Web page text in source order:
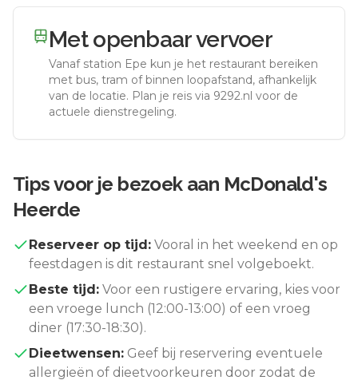
Met openbaar vervoer
Vanaf station Epe kun je het restaurant bereiken
met bus, tram of binnen loopafstand, afhankelijk
van de locatie. Plan je reis via 9292.nl voor de
actuele dienstregeling.
Tips voor je bezoek aan McDonald's
Heerde
Reserveer op tijd: Vooral in het weekend en op
feestdagen is dit restaurant snel volgeboekt.
Beste tijd: Voor een rustigere ervaring, kies voor
een vroege lunch (12:00-13:00) of een vroeg
diner (17:30-18:30).
Dieetwensen: Geef bij reservering eventuele
allergieën of dieetvoorkeuren door zodat de